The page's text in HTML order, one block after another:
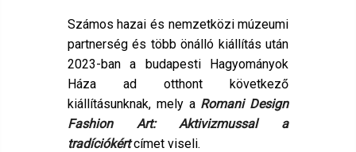
Számos hazai és nemzetközi múzeumi
partnerség és több önálló kiállítás után
2023-ban a budapesti Hagyományok
Háza ad otthont következő
kiállításunknak, mely a Romani Design
Fashion Art: Aktivizmussal a
tradíciókértcímet viseli.